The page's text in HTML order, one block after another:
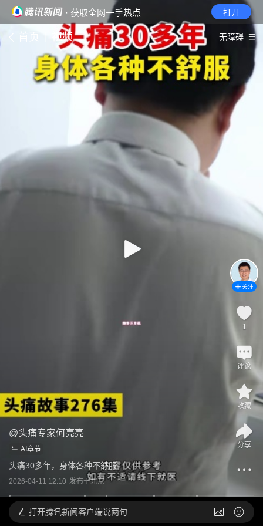
· 获取全网一手热点 打开
首页 视频 无障碍
@头痛专家何亮亮
AI章节
头痛30多年，身体各种不舒服
2026-04-11 12:10 发布于北京
关注
1
评论
收藏
分享
打开腾讯新闻客户端说两句